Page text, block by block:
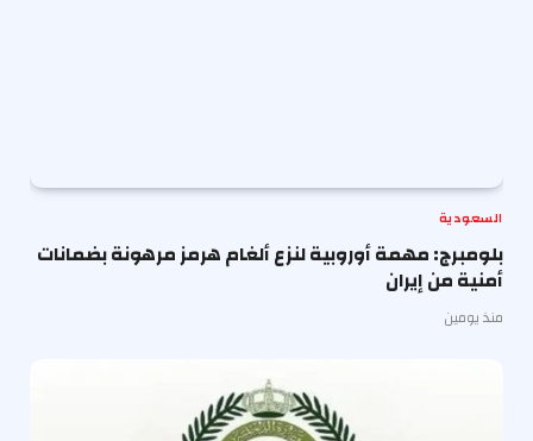
السعودية
بلومبرج: مهمة أوروبية لنزع ألغام هرمز مرهونة بضمانات
أمنية من إيران
منذ يومين